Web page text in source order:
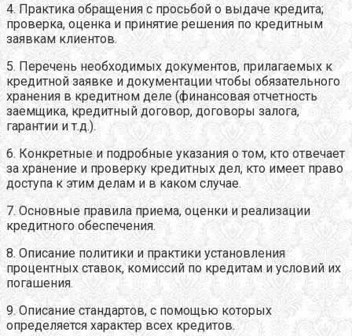
4. Практика обращения с просьбой о выдаче кредита;
проверка, оценка и принятие решения по кредитным
заявкам клиентов.
5. Перечень необходимых документов, прилагаемых к
кредитной заявке и документации чтобы обязательного
хранения в кредитном деле (финансовая отчетность
заемщика, кредитный договор, договоры залога,
гарантии и т.д.).
6. Конкретные и подробные указания о том, кто отвечает
за хранение и проверку кредитных дел, кто имеет право
доступа к этим делам и в каком случае.
7. Основные правила приема, оценки и реализации
кредитного обеспечения.
8. Описание политики и практики установления
процентных ставок, комиссий по кредитам и условий их
погашения.
9. Описание стандартов, с помощью которых
определяется характер всех кредитов.